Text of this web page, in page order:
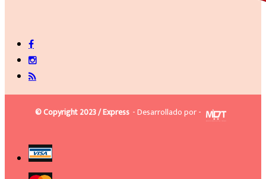
© Copyright 2023 / Express - Desarrollado por -